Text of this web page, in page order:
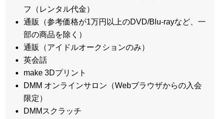
フ（レンタル代金）
通販（参考価格が1万円以上のDVD/Blu-rayなど、一
部の商品を除く）
通販（アイドルオークションのみ）
英会話
make 3Dプリント
DMM オンラインサロン（Webブラウザからの入会
限定）
DMMスクラッチ